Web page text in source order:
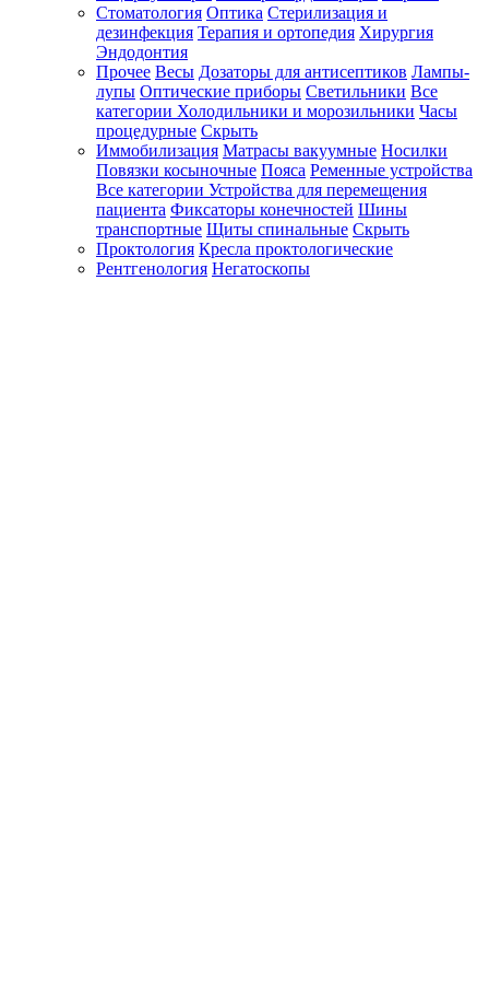
Стоматология Оптика Стерилизация и
дезинфекция Терапия и ортопедия Хирургия
Эндодонтия
Прочее Весы Дозаторы для антисептиков Лампы-
лупы Оптические приборы Светильники Все
категории Холодильники и морозильники Часы
процедурные Скрыть
Иммобилизация Матрасы вакуумные Носилки
Повязки косыночные Пояса Ременные устройства
Все категории Устройства для перемещения
пациента Фиксаторы конечностей Шины
транспортные Щиты спинальные Скрыть
Проктология Кресла проктологические
Рентгенология Негатоскопы